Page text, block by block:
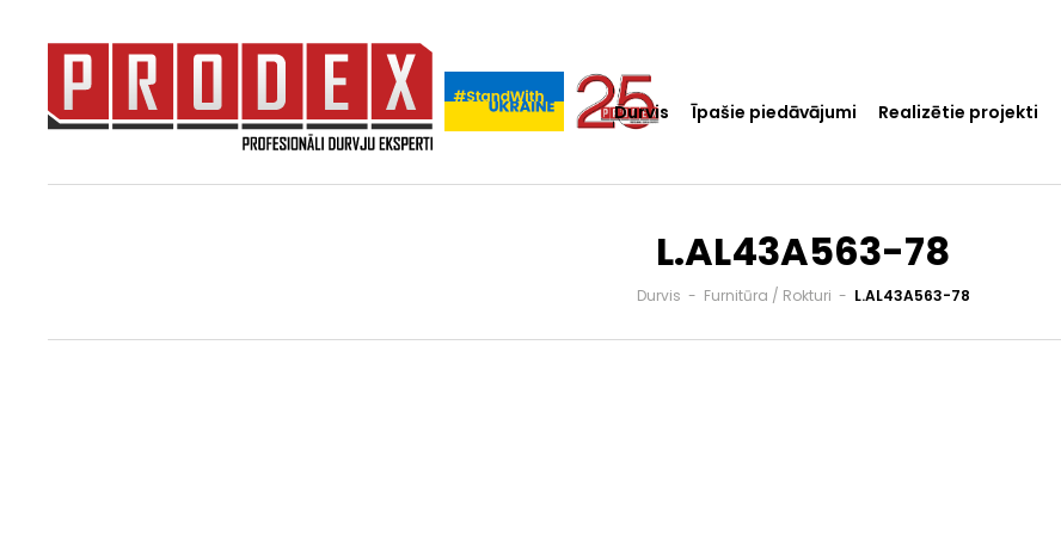
Durvis Īpašie piedāvājumi Realizētie projekti
L.AL43A563-78
Durvis - Furnitūra / Rokturi - L.AL43A563-78